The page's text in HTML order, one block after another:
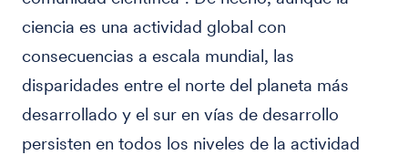
ciencia es una actividad global con
consecuencias a escala mundial, las
disparidades entre el norte del planeta más
desarrollado y el sur en vías de desarrollo
persisten en todos los niveles de la actividad